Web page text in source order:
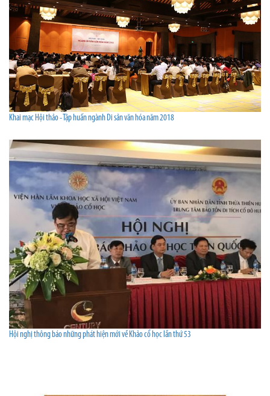
Khai mạc Hội thảo - Tập huấn ngành Di sản văn hóa năm 2018
Hội nghị thông báo những phát hiện mới về Khảo cổ học lần thứ 53